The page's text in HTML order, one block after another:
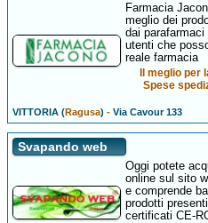
Farmacia
meglio dei
dai
utenti che
reale farmacia
Il meglio
Spese
VITTORIA (Ragusa) -Via Cavour 133
Svapando web
Oggi potete
online sul sito
e comprende
prodotti
certificati CE-